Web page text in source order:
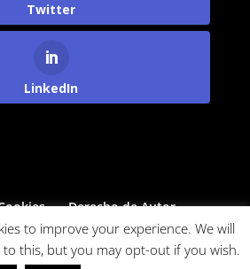
Twitter
LinkedIn
Derecho de Autor
de Datos
to improve your experience. We will
this, but you may opt-out if you wish.